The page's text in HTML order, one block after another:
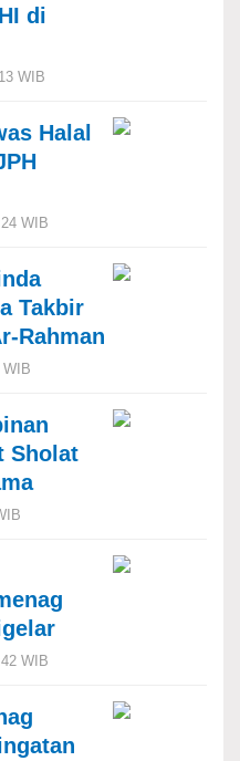
di
WIB
Halal
WIB
Takbir
Rahman
WIB
Sholat
WIB